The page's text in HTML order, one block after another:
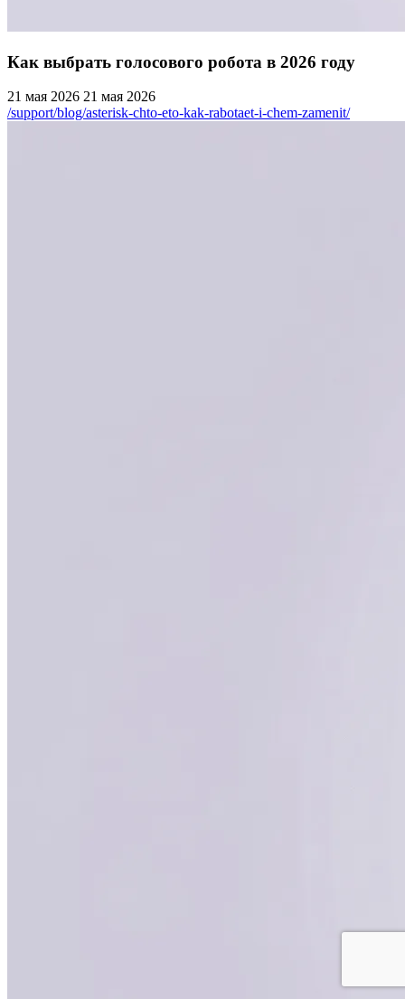
Как выбрать голосового робота в 2026 году
21 мая 2026 21 мая 2026
/support/blog/asterisk-chto-eto-kak-rabotaet-i-chem-zamenit/